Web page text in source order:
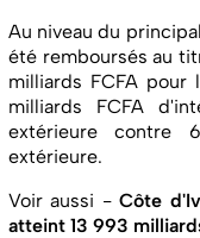
Au niveau du
été remboursés au
milliards FCFA pour
milliards FCFA
extérieure contre
extérieure.
Voir aussi -Côte
atteint 13 993